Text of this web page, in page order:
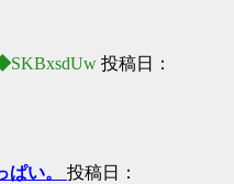
SKBxsdUw 投稿日：
ぱい。 投稿日：